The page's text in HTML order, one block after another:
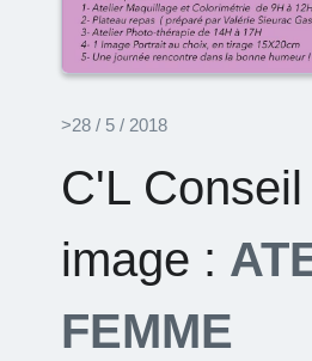
>28 / 5 / 2018
C'L Conseil
image :
FEMME